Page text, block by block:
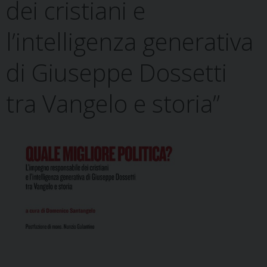
dei cristiani e
l’intelligenza generativa
di Giuseppe Dossetti
tra Vangelo e storia”